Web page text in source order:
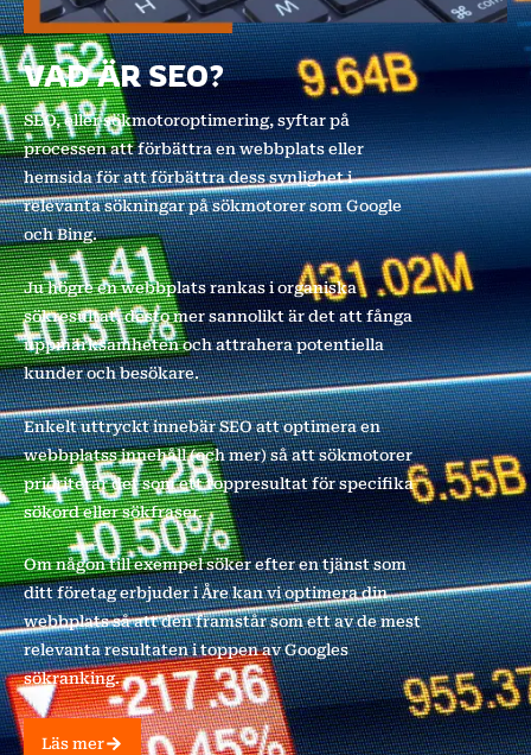
VAD ÄR SEO?
SEO, eller sökmotoroptimering, syftar på
processen att förbättra en webbplats eller
hemsida för att förbättra dess synlighet i
relevanta sökningar på sökmotorer som Google
och Bing.
Ju högre en webbplats rankas i organiska
sökresultat, desto mer sannolikt är det att fånga
uppmärksamheten och attrahera potentiella
kunder och besökare.
Enkelt uttryckt innebär SEO att optimera en
webbplatss innehåll (och mer) så att sökmotorer
prioriterar det som ett toppresultat för specifika
sökord eller sökfraser.
Om någon till exempel söker efter en tjänst som
ditt företag erbjuder i Åre kan vi optimera din
webbplats så att den framstår som ett av de mest
relevanta resultaten i toppen av Googles
sökranking.
Läs mer